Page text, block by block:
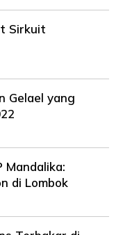
Sirkuit
Gelael yang
Mandalika:
di Lombok